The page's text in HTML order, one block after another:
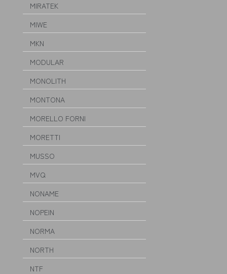
MIRATEK
MIWE
MKN
MODULAR
MONOLITH
MONTONA
MORELLO FORNI
MORETTI
MUSSO
MVQ
NONAME
NOPEIN
NORMA
NORTH
NTF